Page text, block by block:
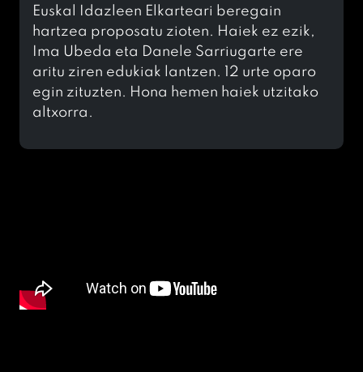
Euskal Idazleen Elkarteari beregain
hartzea proposatu zioten. Haiek ez ezik,
Ima Ubeda eta Danele Sarriugarte ere
aritu ziren edukiak lantzen. 12 urte oparo
egin zituzten. Hona hemen haiek utzitako
altxorra.